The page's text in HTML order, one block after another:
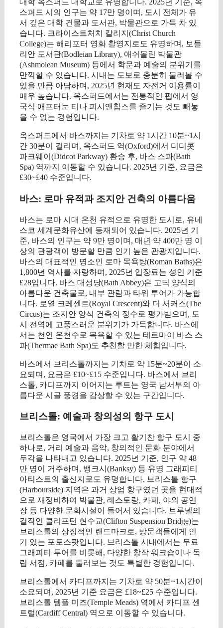
대학 옥스퍼드 대학교로 유명합니다. 2025년 기준, 옥
스퍼드 시의 인구는 약 17만 명이며, 도시 전체가 유
서 깊은 대학 건물과 도서관, 박물관으로 가득 차 있
습니다. 크라이스트처치 칼리지(Christ Church
College)는 해리포터 영화 촬영지로도 유명하며, 보들
리안 도서관(Bodleian Library), 애쉬몰린 박물관
(Ashmolean Museum) 등에서 학문과 예술의 분위기를
만끽할 수 있습니다. 시내는 도보로 충분히 둘러볼 수
있을 만큼 아담하며, 2025년 현재도 자전거 이용률이
매우 높습니다. 옥스퍼드에서는 전통적인 펍에서 영
국식 애프터눈 티나 피시앤칩스를 즐기는 것도 빼놓
을 수 없는 경험입니다.
옥스퍼드에서 바스까지는 기차로 약 1시간 10분~1시
간 30분이 걸리며, 옥스퍼드 역(Oxford)에서 디디콧
파크웨이(Didcot Parkway) 환승 후, 바스 스파(Bath
Spa) 역까지 이동할 수 있습니다. 2025년 기준, 요금은
£30~£40 수준입니다.
바스: 로마 유적과 조지안 건축의 아름다움
바스는 로마 시대 온천 유적으로 유명한 도시로, 유네
스코 세계문화유산에 등재되어 있습니다. 2025년 기
준, 바스의 인구는 약 9만 명이며, 매년 약 400만 명 이
상의 관광객이 방문할 만큼 인기 높은 관광지입니다.
바스의 대표적인 명소인 로마 목욕탕(Roman Baths)은
1,800년 역사를 자랑하며, 2025년 입장료는 성인 기준
£28입니다. 바스 대성당(Bath Abbey)은 고딕 양식의
아름다운 건축물로, 내부 관람과 타워 투어가 가능합
니다. 로열 크레센트(Royal Crescent)와 더 서커스(The
Circus)는 조지안 양식 건축의 정수로 평가받으며, 도
시 전역에 고풍스러운 분위기가 가득합니다. 바스에
서는 천연 온천수로 목욕할 수 있는 테르마이 바스 스
파(Thermae Bath Spa)도 추천할 만한 체험입니다.
바스에서 브리스톨까지는 기차로 약 15분~20분이 소
요되며, 요금은 £10~£15 수준입니다. 바스에서 브리
스톨, 카디프까지 이어지는 루트는 영국 남서부의 아
름다운 시골 풍경을 감상할 수 있는 구간입니다.
브리스톨: 예술과 창의성의 항구 도시
브리스톨은 영국에서 가장 크고 활기찬 항구 도시 중
하나로, 거리 예술과 음악, 창의적인 문화 분야에서
두각을 나타내고 있습니다. 2025년 기준, 인구 약 48
만 명이 거주하며, 뱅크시(Banksy) 등 유명 그래피티
아티스트의 출신지로도 유명합니다. 브리스톨 항구
(Harbourside) 지역은 과거 상업 항구였던 곳을 현대적
으로 재정비하여 박물관, 레스토랑, 카페, 야외 공연
장 등 다양한 문화시설이 들어서 있습니다. 브루넬의
걸작인 클리프턴 현수교(Clifton Suspension Bridge)는
브리스톨의 상징적인 랜드마크로, 방문객들에게 인
기 있는 포토스팟입니다. 브리스톨 시내에서는 무료
그래피티 투어를 비롯해, 다양한 창작 워크숍이나 독
립 서점, 카페를 둘러보는 것도 특별한 경험입니다.
브리스톨에서 카디프까지는 기차로 약 50분~1시간이
소요되며, 2025년 기준 요금은 £18~£25 수준입니다.
브리스톨 템플 미즈(Temple Meads) 역에서 카디프 센
트럴(Cardiff Central) 역으로 이동할 수 있습니다.